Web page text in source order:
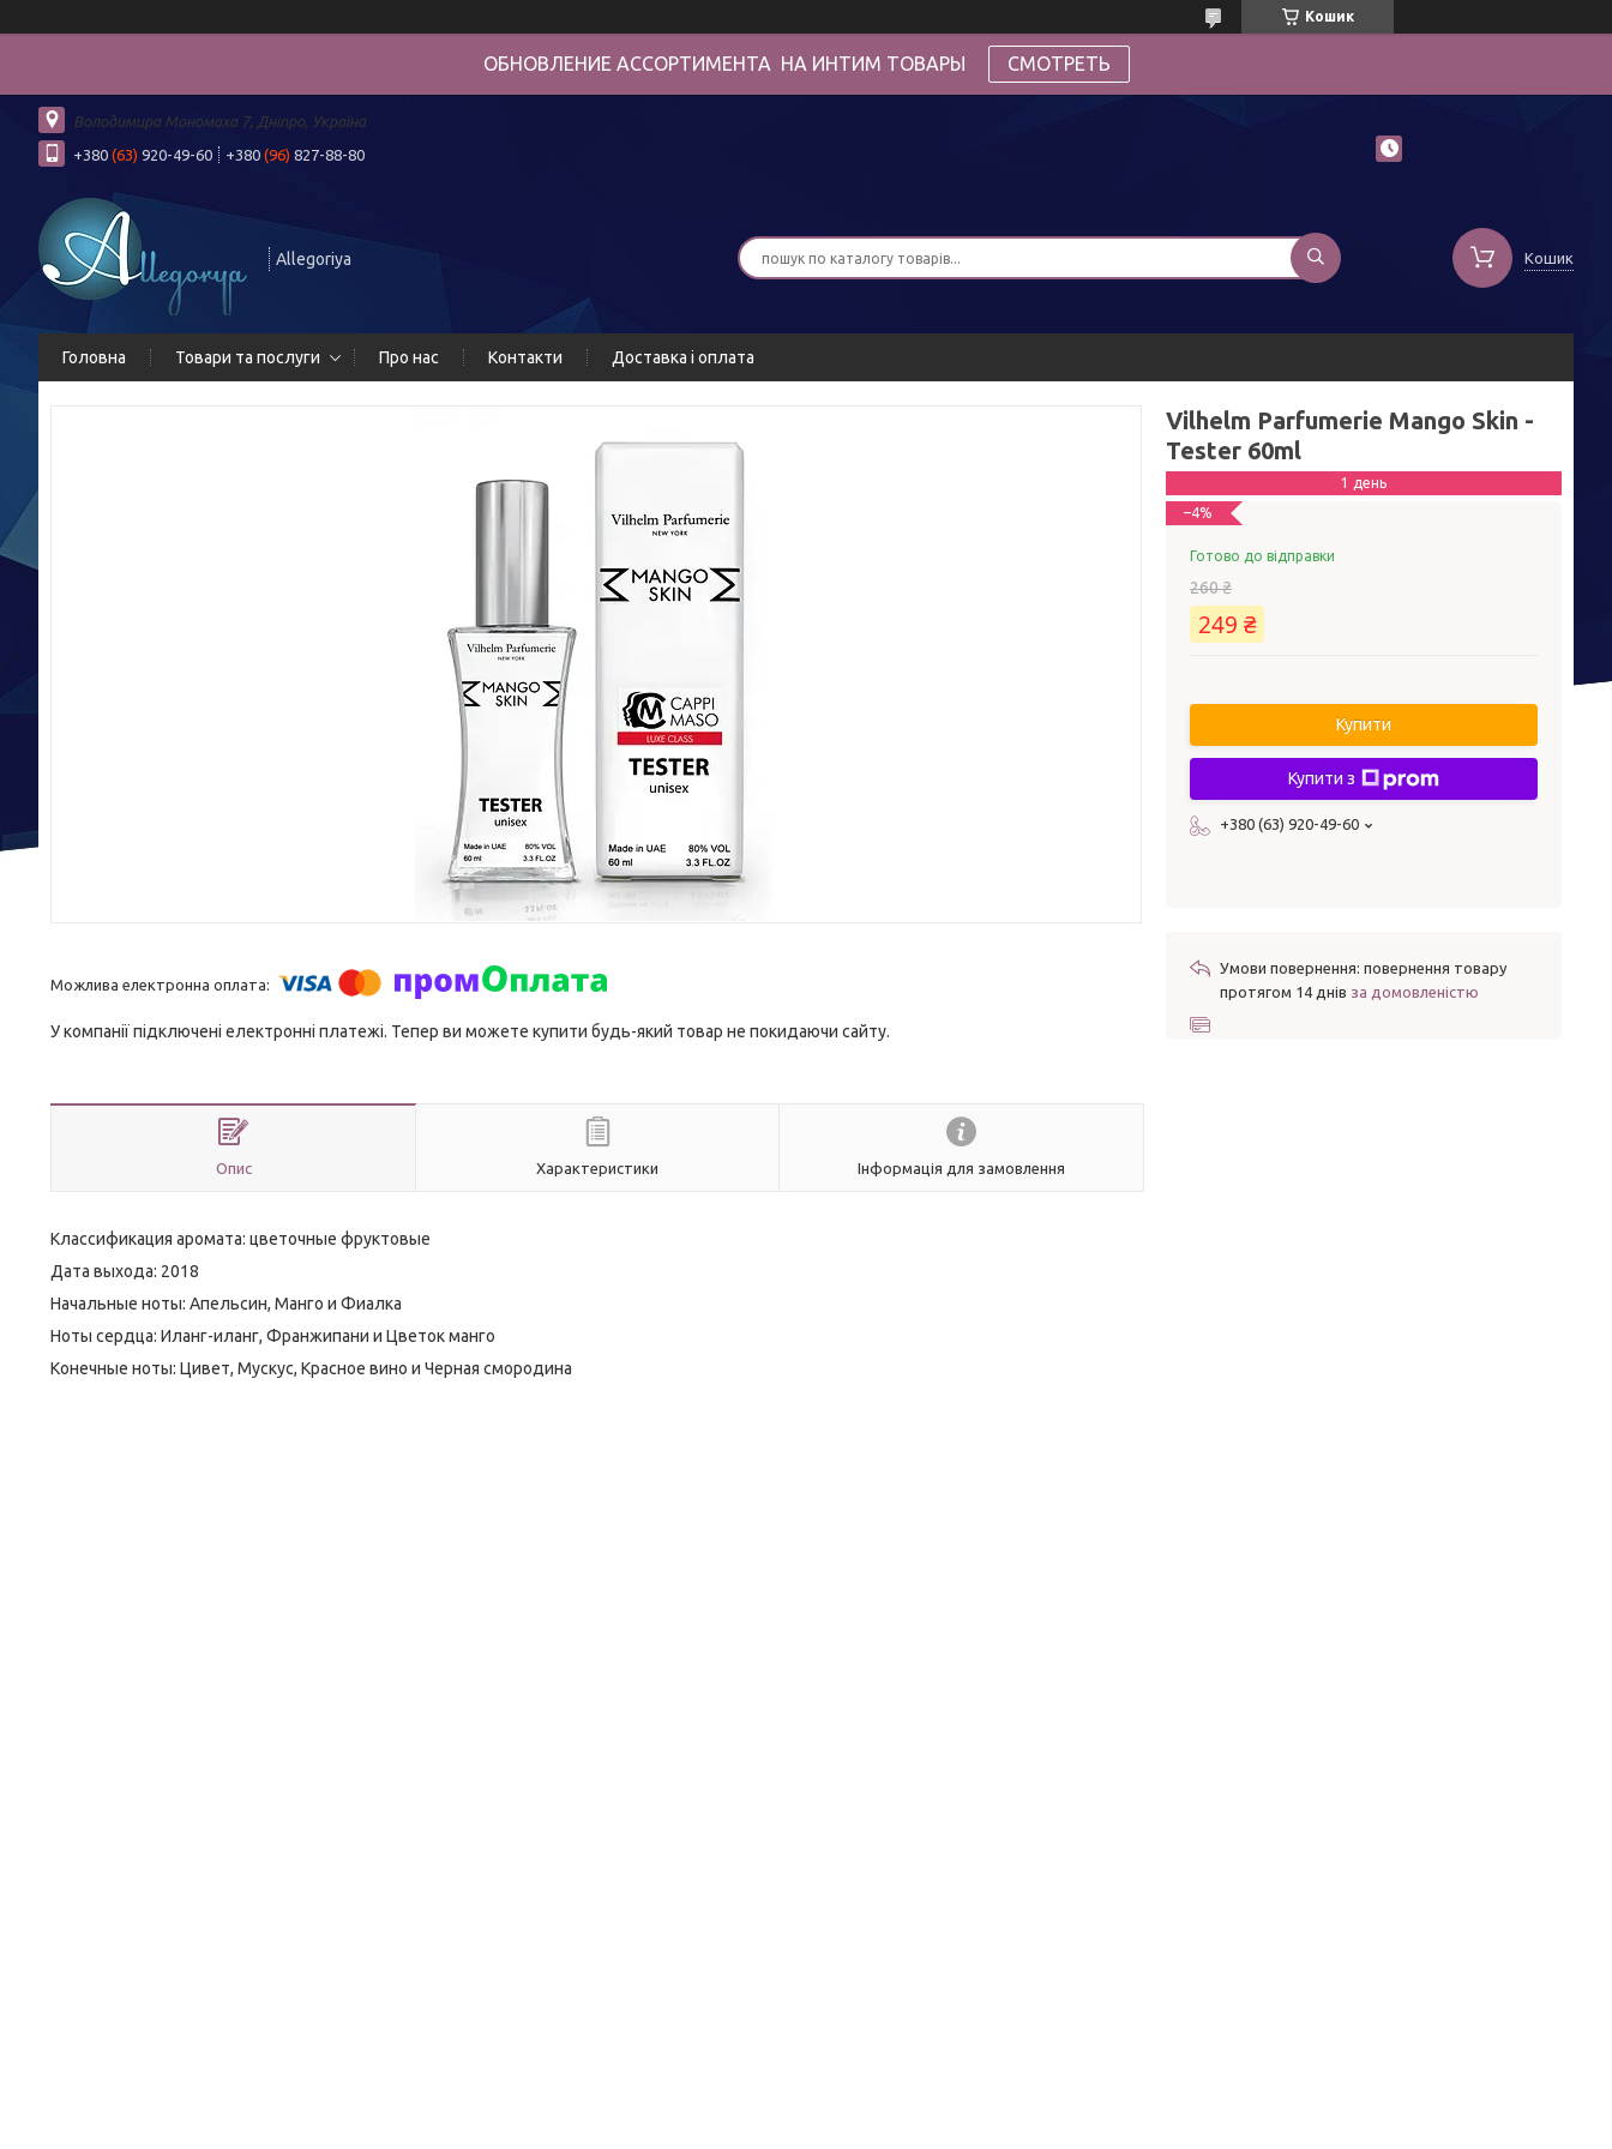
Кошик
ОБНОВЛЕНИЕ АССОРТИМЕНТА НА ИНТИМ ТОВАРЫ СМОТРЕТЬ
Володимира Мономаха 7, Дніпро, Україна
+380 (63) 920-49-60 +380 (96) 827-88-80
Allegoriya Кошик
Головна Товари та послуги Про нас Контакти Доставка і оплата
У компанії підключені електронні платежі. Тепер ви можете купити будь-який товар не покидаючи сайту.
Опис Характеристики Інформація для замовлення
Классификация аромата: цветочные фруктовые
Дата выхода: 2018
Начальные ноты: Апельсин, Манго и Фиалка
Ноты сердца: Иланг-иланг, Франжипани и Цветок манго
Конечные ноты: Цивет, Мускус, Красное вино и Черная смородина
Vilhelm Parfumerie Mango Skin -
Tester 60ml
1 день
–4%
Готово до відправки
260 ₴
249 ₴
Купити
Купити з
+380 (63) 920-49-60
повернення товару
протягом 14 днів за домовленістю